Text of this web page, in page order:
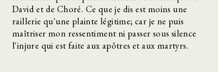
David et de Choré. Ce que je dis est moins une
raillerie qu'une plainte légitime; car je ne puis
maîtriser mon ressentiment ni passer sous silence
l'injure qui est faite aux apôtres et aux martyrs.